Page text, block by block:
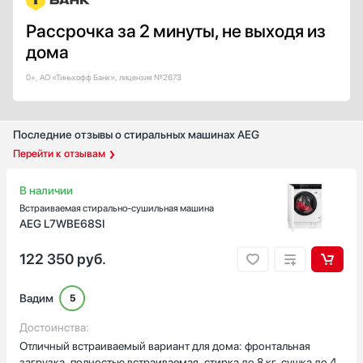
Класс отжима
A
А+
D
Показать все
Уровень шума при отжиме, дБ
Цвет корпуса
Белый
Рассрочка за 2 минуты, не выходя из
дома
0+, АО «Тинькофф Банк», лицензия №2673
Последние отзывы о стиральных машинах AEG
Перейти к отзывам
В наличии
Встраиваемая стирально-сушильная машина
AEG L7WBE68SI
122 350 руб.
Вадим 5
Достоинства:
Отличный встраиваемый вариант для дома: фронтальная